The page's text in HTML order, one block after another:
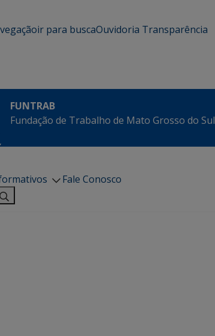
ir para buscaOuvidoria Transparência
FUNTRAB
Fundação de Trabalho de Mato Grosso do Sul
Fale Conosco